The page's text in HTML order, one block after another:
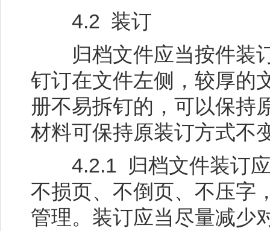
4.2 装订
归档文件应当按件装订
钉订在文件左侧，较厚的
册不易拆钉的，可以保持
材料可保持原装订方式不
4.2.1 归档文件装订应
不损页、不倒页、不压字
管理。装订应当尽量减少